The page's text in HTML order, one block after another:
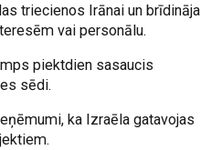
triecienos Irānai un brīdināja
vai personālu.
piektdien sasaucis
sēdi.
ka Izraēla gatavojas